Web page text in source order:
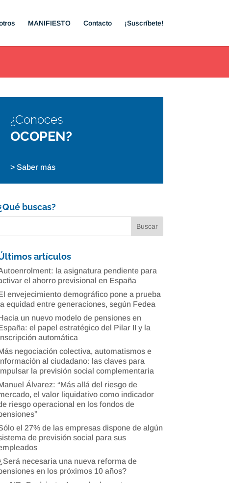
MANIFIESTO Contacto ¡Suscríbete!
¿Conoces
OCOPEN?
> Saber más
buscas?
artículos
la asignatura pendiente para
el ahorro previsional en España
envejecimiento demográfico pone a prueba
equidad entre generaciones, según Fedea
un nuevo modelo de pensiones en
el papel estratégico del Pilar II y la
automática
negociación colectiva, automatismos e
al ciudadano: las claves para
la previsión social complementaria
Álvarez: “Más allá del riesgo de
el valor liquidativo como indicador
riesgo operacional en los fondos de
el 27% de las empresas dispone de algún
de previsión social para sus
necesaria una nueva reforma de
en los próximos 10 años?